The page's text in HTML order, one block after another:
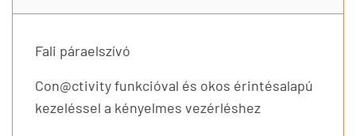
Fali páraelszívó
Con@ctivity funkcióval és okos érintésalapú
kezeléssel a kényelmes vezérléshez